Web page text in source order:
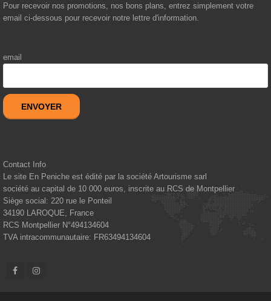
Pour recevoir nos promotions, nos bons plans, entrez simplement votre
email ci-dessous pour recevoir notre lettre d'information.
email
ENVOYER
Contact Info
Le site En Peniche est édité par la société Artourisme sarl
société au capital de 10 000 euros, inscrite au RCS de Montpellier
Siège social: 220 rue le Ponteil
34190 LAROQUE, France
RCS Montpellier N°494134604
TVA intracommunautaire: FR63494134604